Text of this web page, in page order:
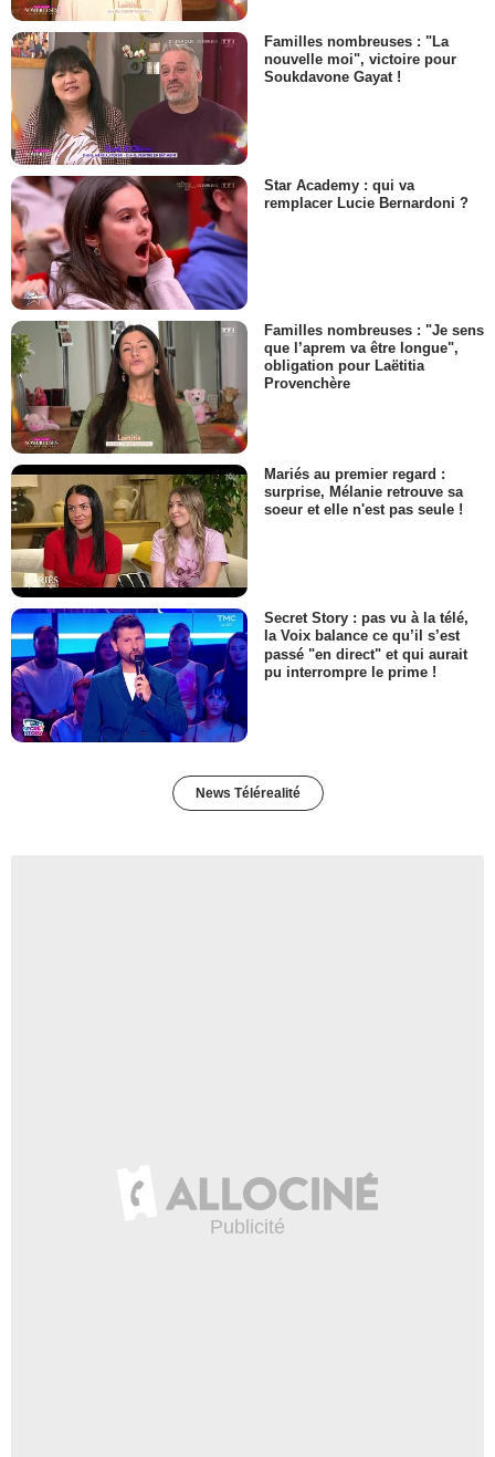
Familles nombreuses : "La
nouvelle moi", victoire pour
Soukdavone Gayat !
Star Academy : qui va
remplacer Lucie Bernardoni ?
Familles nombreuses : "Je sens
que l’aprem va être longue",
obligation pour Laëtitia
Provenchère
Mariés au premier regard :
surprise, Mélanie retrouve sa
soeur et elle n'est pas seule !
Secret Story : pas vu à la télé,
la Voix balance ce qu’il s’est
passé "en direct" et qui aurait
pu interrompre le prime !
News Télérealité